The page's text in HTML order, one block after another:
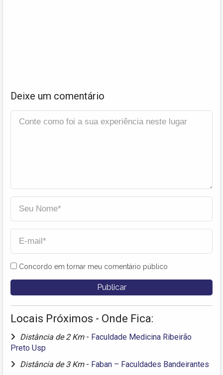
Deixe um comentário
Concordo em tornar meu comentário público
Locais Próximos - Onde Fica:
Distância de 2 Km - Faculdade Medicina Ribeirão
Preto Usp
Distância de 3 Km - Faban – Faculdades Bandeirantes